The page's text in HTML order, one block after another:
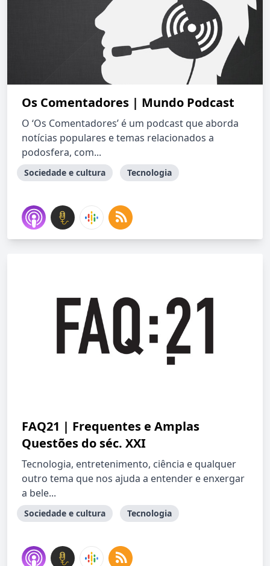
Os Comentadores | Mundo Podcast
O ‘Os Comentadores’ é um podcast que aborda
notícias populares e temas relacionados a
podosfera, com...
Sociedade e cultura Tecnologia
FAQ21 | Frequentes e Amplas
Questões do séc. XXI
Tecnologia, entretenimento, ciência e qualquer
outro tema que nos ajuda a entender e enxergar
a bele...
Sociedade e cultura Tecnologia